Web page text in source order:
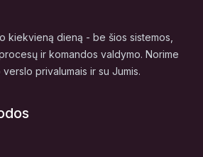
kiekvieną dieną - be šios sistemos,
ir komandos valdymo. Norime
privalumais ir su Jumis.